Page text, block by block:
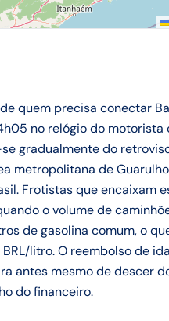
quem precisa conectar
no relógio do motorista
gradualmente do
metropolitana de
Frotistas que encaixam
o volume de
de gasolina comum, o
litro. O reembolso de
antes mesmo de descer
do financeiro.